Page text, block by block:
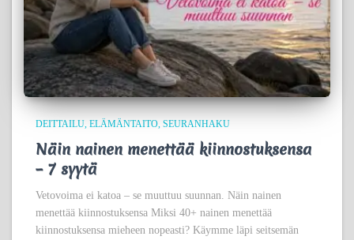
DEITTAILU ELÄMÄNTAITO SEURANHAKU
Näin nainen menettää kiinnostuksensa
– 7 syytä
Vetovoima ei katoa – se muuttuu suunnan. Näin nainen
menettää kiinnostuksensa Miksi 40+ nainen menettää
kiinnostuksensa mieheen nopeasti? Käymme läpi seitsemän